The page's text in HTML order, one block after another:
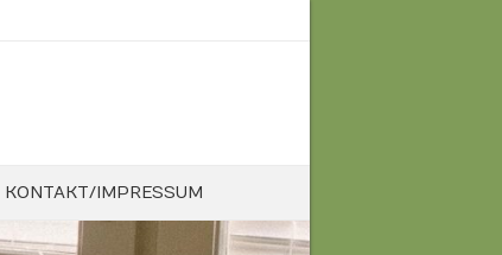
KONTAKT/IMPRESSUM